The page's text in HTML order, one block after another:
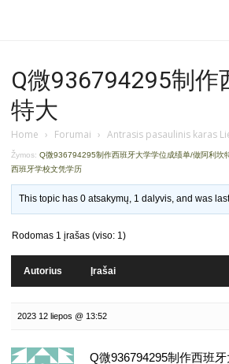
Q微936794295制
特大
Home › Forumai › Antrasis pasaulinis karas
Žymos: Q微936794295制作西班牙大学学位成绩单/做阿利坎
西班牙学校文凭学历
This topic has 0 atsakymų, 1 dalyvis, and was
Rodomas 1 įrašas (viso: 1)
Autorius Įrašai
2023 12 liepos @ 13:52
Q微936794295制作西班